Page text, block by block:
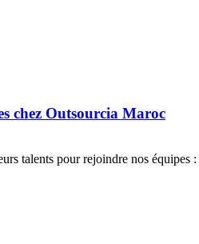
chez Outsourcia Maroc
talents pour rejoindre nos